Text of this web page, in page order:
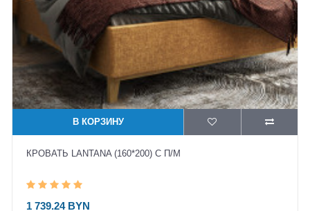
В КОРЗИНУ
КРОВАТЬ LANTANA (160*200) С П/М
1 739.24 BYN